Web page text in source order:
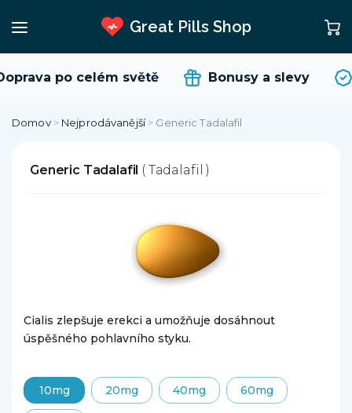
Great Pills Shop
po celém světě Bonusy a slevy
Domov> Nejprodávanější> Generic Tadalafil
Generic Tadalafil ( Tadalafil )
Cialis zlepšuje erekci a umožňuje dosáhnout
úspěšného pohlavního styku.
10mg 20mg 40mg 60mg